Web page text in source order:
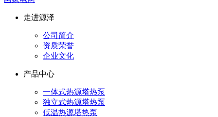
走进源泽
公司简介
资质荣誉
企业文化
产品中心
一体式热源塔热泵
独立式热源塔热泵
低温热源塔热泵